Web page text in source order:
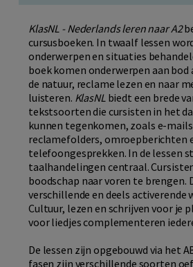
KlasNL - Nederlands leren naar A2
cursusboeken. In twaalf lessen
onderwerpen en situaties
boek komen onderwerpen aan
de natuur, reclame lezen en naar
luisteren. KlasNLbiedt een brede
tekstsoorten die cursisten in het
kunnen tegenkomen, zoals e-
reclamefolders, omroepberichten
telefoongesprekken. In de lessen
taalhandelingen centraal.
boodschap naar voren te brengen.
verschillende en deels activerende
Cultuur, lezen en schrijven voor je
voor liedjes complementeren
De lessen zijn opgebouwd via het
fasen zijn verschillende soorten